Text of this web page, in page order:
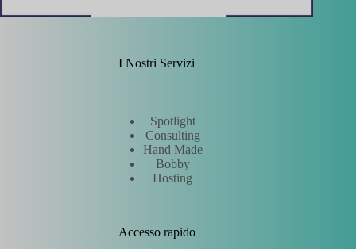
I Nostri Servizi
Spotlight
Consulting
Hand Made
Bobby
Hosting
Accesso rapido